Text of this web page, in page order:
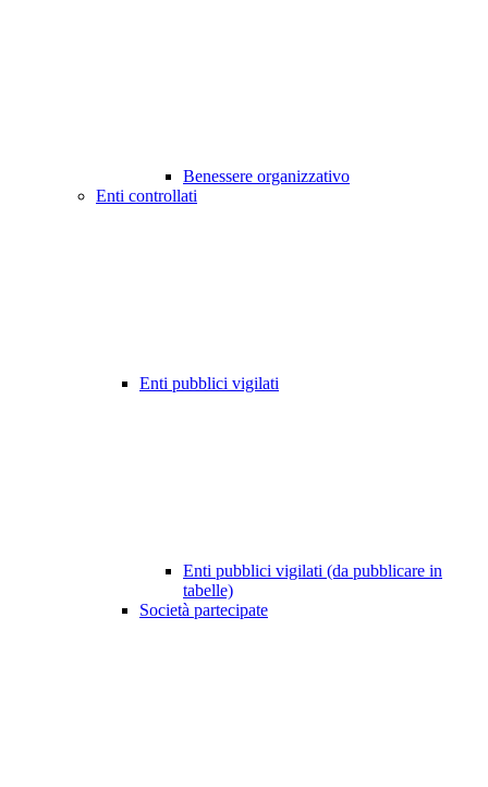
Benessere organizzativo
Enti controllati
Enti pubblici vigilati
Enti pubblici vigilati (da pubblicare in
tabelle)
Società partecipate